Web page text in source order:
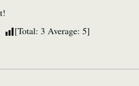
[Total: 3 Average: 5]